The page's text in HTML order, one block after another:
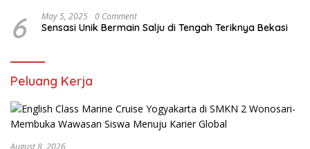
6 May 5, 2025 0 Comment
Sensasi Unik Bermain Salju di Tengah Teriknya Bekasi
Peluang Kerja
August 8, 2026